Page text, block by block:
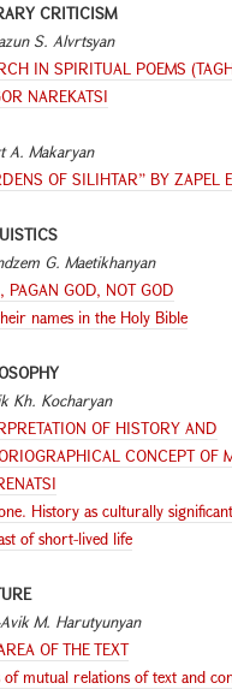
CRITICISM
S. Alvrtsyan
IN SPIRITUAL POEMS
NAREKATSI
A. Makaryan
OF SILIHTAR” BY ZAPEL
G. Maetikhanyan
PAGAN GOD, NOT GOD
names in the Holy Bible
Kh. Kocharyan
OF HISTORY AND
CONCEPT OF
History as culturally
of short-lived life
M. Harutyunyan
OF THE TEXT
of mutual relations of text and